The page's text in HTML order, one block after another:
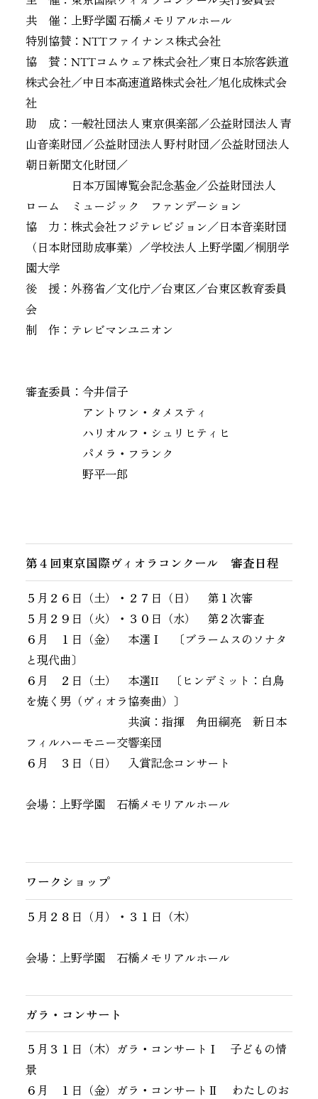
共 催：上野学園 石橋メモリアルホール
特別協賛：NTTファイナンス株式会社
協 賛：NTTコムウェア株式会社／東日本旅客鉄道
株式会社／中日本高速道路株式会社／旭化成株式会
社
助 成：一般社団法人 東京倶楽部／公益財団法人 青
山音楽財団／公益財団法人 野村財団／公益財団法人
朝日新聞文化財団／
日本万国博覧会記念基金／公益財団法人
ローム ミュージック ファンデーション
協 力：株式会社フジテレビジョン／日本音楽財団
（日本財団助成事業）／学校法人 上野学園／桐朋学
園大学
後 援：外務省／文化庁／台東区／台東区教育委員
会
制 作：テレビマンユニオン
審査委員：今井信子
アントワン・タメスティ
ハリオルフ・シュリヒティヒ
パメラ・フランク
野平一郎
第４回東京国際ヴィオラコンクール 審査日程
５月２６日（土）・２７日（日） 第１次審
５月２９日（火）・３０日（水） 第２次審査
６月 １日（金） 本選Ⅰ 〔ブラームスのソナタ
と現代曲〕
６月 ２日（土） 本選II 〔ヒンデミット：白鳥
を焼く男（ヴィオラ協奏曲）〕
共演：指揮 角田綱亮 新日本
フィルハーモニー交響楽団
６月 ３日（日） 入賞記念コンサート
会場：上野学園 石橋メモリアルホール
ワークショップ
５月２８日（月）・３１日（木）
会場：上野学園 石橋メモリアルホール
ガラ・コンサート
５月３１日（木）ガラ・コンサートⅠ 子どもの情
景
６月 １日（金）ガラ・コンサートⅡ わたしのお